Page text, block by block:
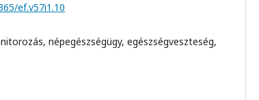
ef.v57i1.10
népegészségügy, egészségveszteség,